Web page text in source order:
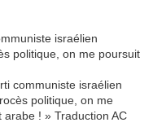
israélien
politique, on me poursuit
communiste israélien
politique, on me
! » Traduction AC